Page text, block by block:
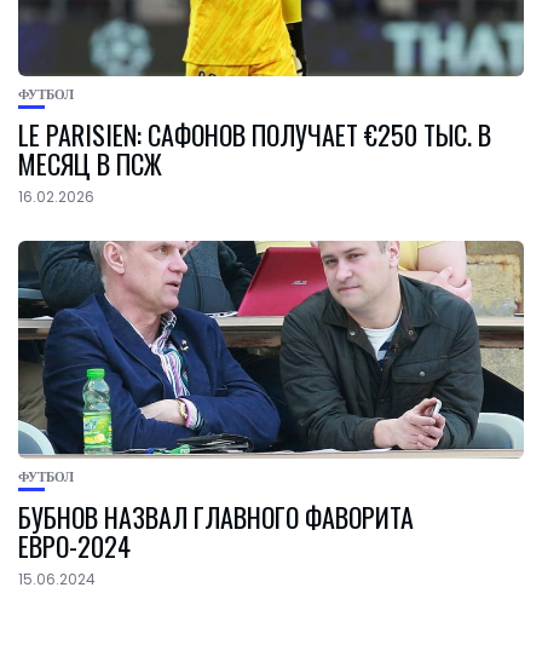
ФУТБОЛ
LE PARISIEN: САФОНОВ ПОЛУЧАЕТ €250 ТЫС. В
МЕСЯЦ В ПСЖ
16.02.2026
ФУТБОЛ
БУБНОВ НАЗВАЛ ГЛАВНОГО ФАВОРИТА
ЕВРО-2024
15.06.2024